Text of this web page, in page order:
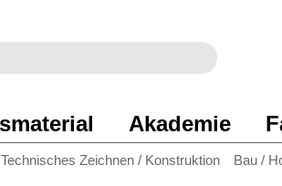
Technisches Zeichnen / Konstruktion Bau /
Akademie